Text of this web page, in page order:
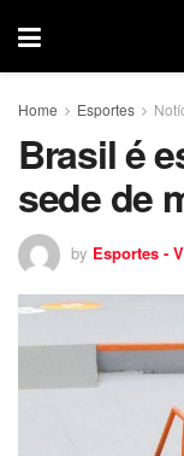
Home Esportes
Brasil é
sede de
by Esportes -